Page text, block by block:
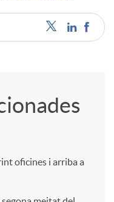
oficines i arriba a